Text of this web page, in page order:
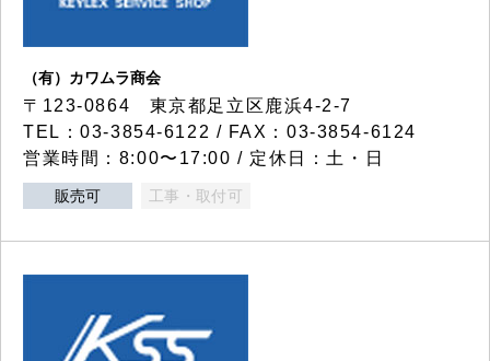
（有）カワムラ商会
〒123-0864 東京都足立区鹿浜4-2-7
TEL：03-3854-6122 / FAX：03-3854-6124
営業時間：8:00〜17:00 / 定休日：土・日
販売可 工事・取付可